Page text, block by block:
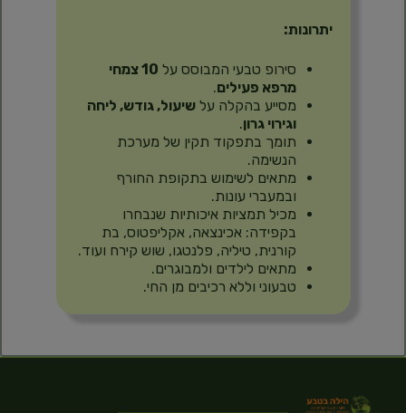
יתרונות:
סירופ טבעי המבוסס על
10 צמחי
מרפא פעילים.
מסייע בהקלה עלשיעול, גודש, ליחה
וגירוי גרון.
תומך בתפקוד תקין של מערכת
הנשימה.
מתאים לשימוש בתקופת החורף
ובמעברי עונות.
מכיל תמציות איכותיות שנבחרו
בקפידה: אכינצאה, אקליפטוס, בת
קורנית, טיליה, פלנטגו, שוש קירח ועוד.
מתאים לילדים ולמבוגרים.
טבעוני וללא רכיבים מן החי.